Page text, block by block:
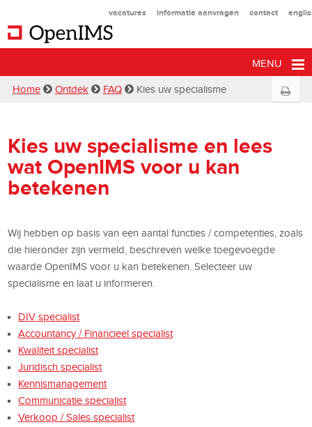
vacatures informatie aanvragen contact
MENU
Home Ontdek FAQ Kies uw specialisme
Kies uw specialisme en lees
wat OpenIMS voor u kan
betekenen
Wij hebben op basis van een aantal functies / competenties, zoals
die hieronder zijn vermeld, beschreven welke toegevoegde
waarde OpenIMS voor u kan betekenen. Selecteer uw
specialisme en laat u informeren.
DIV specialist
Accountancy / Financieel specialist
Kwaliteit specialist
Juridisch specialist
Kennismanagement
Communicatie specialist
Verkoop / Sales specialist